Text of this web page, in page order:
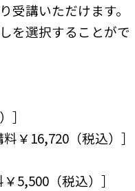
受講いただけます。
を選択することがで
］
￥16,720（税込） ］
5,500（税込） ］